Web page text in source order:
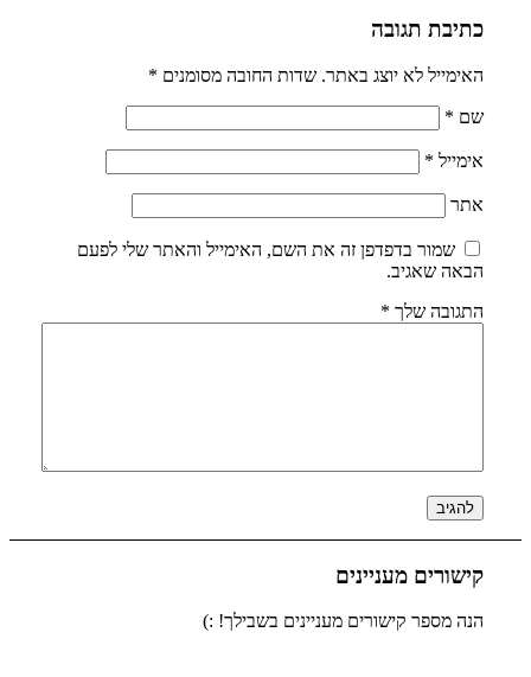
כתיבת תגובה
האימייל לא יוצג באתר. שדות החובה מסומנים *
שם *
אימייל *
אתר
שמור בדפדפן זה את השם, האימייל והאתר שלי לפעם
הבאה שאגיב.
התגובה שלך *
קישורים מעניינים
הנה מספר קישורים מעניינים בשבילך! :)